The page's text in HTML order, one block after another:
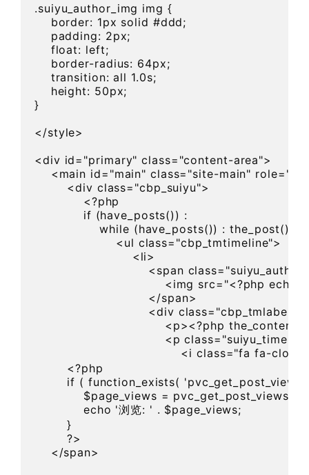
.suiyu_author_img img {
    border: 1px solid #ddd;
    padding: 2px;
    float: left;
    border-radius: 64px;
    transition: all 1.0s;
    height: 50px;
}
</style>
<div id="primary" class="content-area">
<main id="main" class="site-main"
        <div class="cbp_suiyu">
            <?php
            if (have_posts()) :
while (have_posts()) : the_post();
                    <ul class="cbp_tmtimeline">
                        <li>
<span
<img src="<?php
                            </span>
                            <div class="cbp_tmlabel">
<p><?php
                                <p class="suiyu_time">
<i
        <?php
if ( function_exists( 'pvc_get_post_views'
$page_views = pvc_get_post_views(
            echo '浏览: ' . $page_views;
        }
        ?>
    </span>